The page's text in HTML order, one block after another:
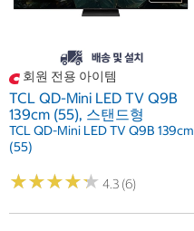
회원 전용 아이템
TCL QD-Mini LED TV Q9B
139cm (55), 스탠드형
TCL QD-Mini LED TV Q9B 139cm
(55)
★★★★★
★★★★★ 4.3 (6)